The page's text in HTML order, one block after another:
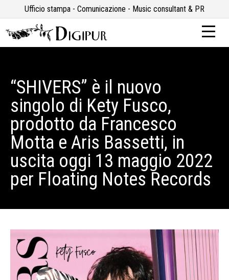
Ufficio stampa - Comunicazione - Music consultant & PR
“SHIVERS” è il nuovo
singolo di Kety Fusco,
prodotto da Francesco
Motta e Aris Bassetti, in
uscita oggi 13 maggio 2022
per Floating Notes Records